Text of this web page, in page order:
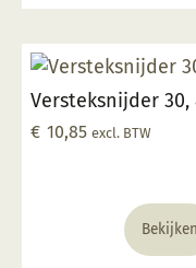
Versteksnijder 30,
€ 10,85 excl. BTW
Bekijken